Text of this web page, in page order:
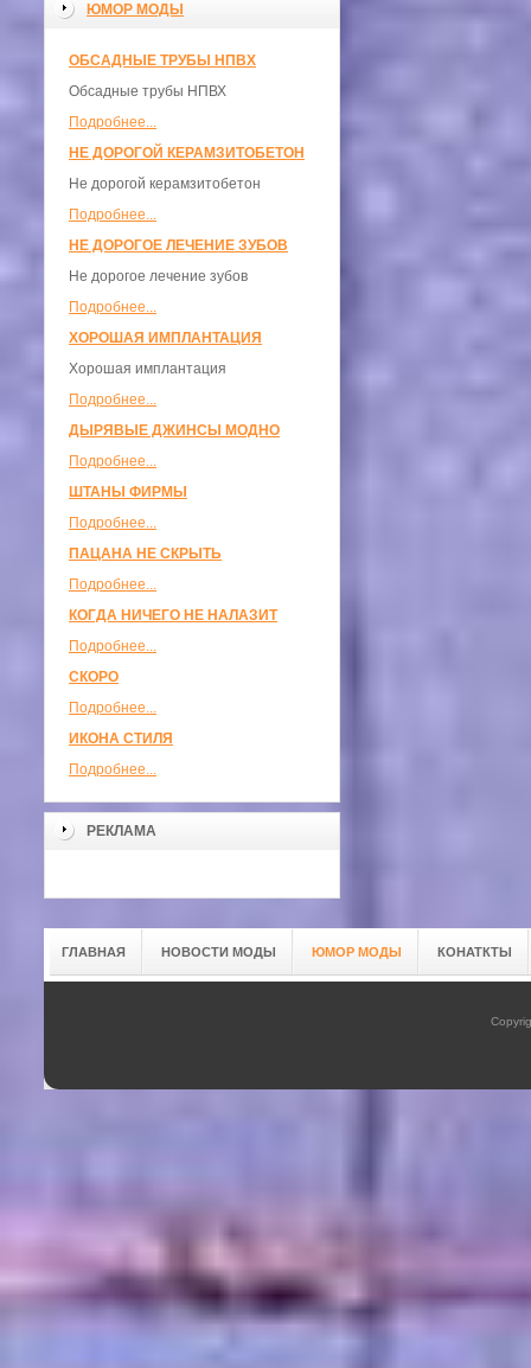
ЮМОР МОДЫ
ОБСАДНЫЕ ТРУБЫ НПВХ
Обсадные трубы НПВХ
Подробнее...
НЕ ДОРОГОЙ КЕРАМЗИТОБЕТОН
Не дорогой керамзитобетон
Подробнее...
НЕ ДОРОГОЕ ЛЕЧЕНИЕ ЗУБОВ
Не дорогое лечение зубов
Подробнее...
ХОРОШАЯ ИМПЛАНТАЦИЯ
Хорошая имплантация
Подробнее...
ДЫРЯВЫЕ ДЖИНСЫ МОДНО
Подробнее...
ШТАНЫ ФИРМЫ
Подробнее...
ПАЦАНА НЕ СКРЫТЬ
Подробнее...
КОГДА НИЧЕГО НЕ НАЛАЗИТ
Подробнее...
СКОРО
Подробнее...
ИКОНА СТИЛЯ
Подробнее...
РЕКЛАМА
ГЛАВНАЯ НОВОСТИ МОДЫ ЮМОР МОДЫ КОНАТКТЫ